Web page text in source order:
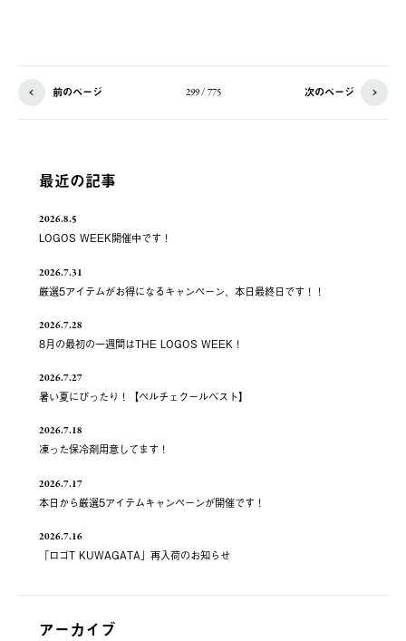
前のページ 299 / 775 次のページ
最近の記事
2026.8.5
LOGOS WEEK開催中です！
2026.7.31
厳選5アイテムがお得になるキャンペーン、本日最終日です！！
2026.7.28
8月の最初の一週間はTHE LOGOS WEEK！
2026.7.27
暑い夏にぴったり！【ペルチェクールベスト】
2026.7.18
凍った保冷剤用意してます！
2026.7.17
本日から厳選5アイテムキャンペーンが開催です！
2026.7.16
「ロゴT KUWAGATA」再入荷のお知らせ
アーカイブ